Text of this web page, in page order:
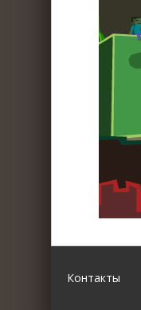
Контакты